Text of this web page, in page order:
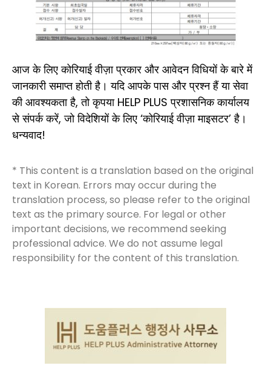
आज के लिए कोरियाई वीज़ा प्रकार और आवेदन विधियों के बारे में
जानकारी समाप्त होती है। यदि आपके पास और प्रश्न हैं या सेवा
की आवश्यकता है, तो कृपया HELP PLUS प्रशासनिक कार्यालय
से संपर्क करें, जो विदेशियों के लिए ‘कोरियाई वीज़ा माइसटर’ है।
धन्यवाद!
* This content is a translation based on the original
text in Korean. Errors may occur during the
translation process, so please refer to the original
text as the primary source. For legal or other
important decisions, we recommend seeking
professional advice. We do not assume legal
responsibility for the content of this translation.